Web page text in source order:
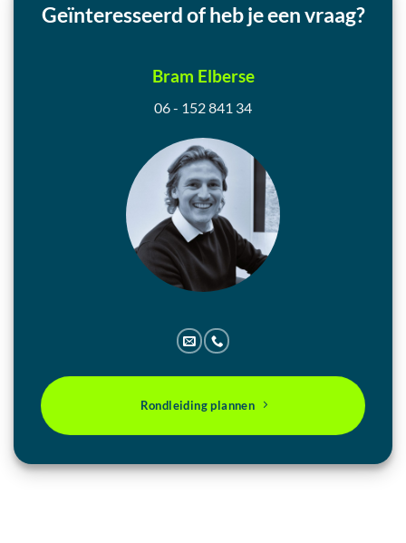
Geïnteresseerd of heb je een vraag?
Bram Elberse
06 - 152 841 34
Rondleiding plannen